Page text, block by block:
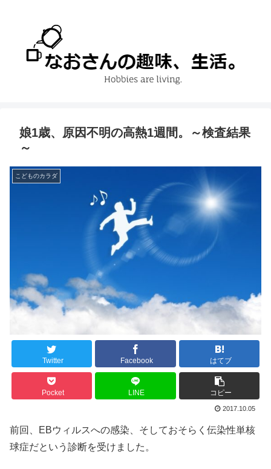
娘1歳、原因不明の高熱1週間。～検査結果
～
こどものカラダ
Twitter Facebook はてブ
Pocket LINE コピー
2017.10.05
前回、EBウィルスへの感染、そしておそらく伝染性単核
球症だという診断を受けました。